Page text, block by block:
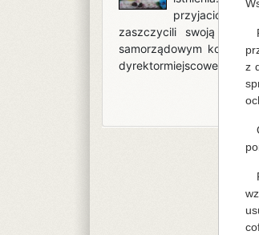
przyjaciół i
zaszczycili swoją
samorządowym
dyrektormiejscowego
z